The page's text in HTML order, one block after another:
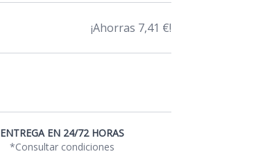
¡Ahorras 7,41 €!
ENTREGA EN 24/72 HORAS
*Consultar condiciones